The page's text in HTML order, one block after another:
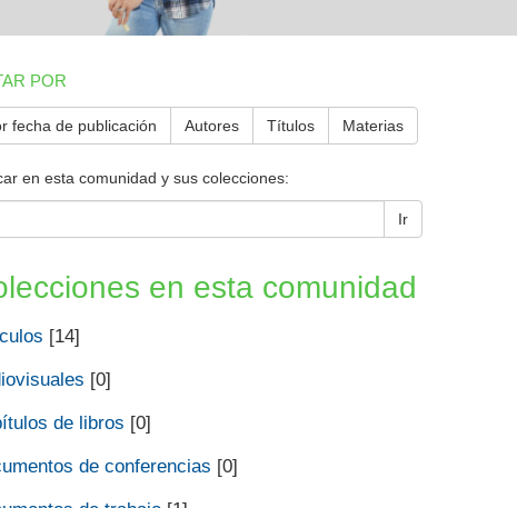
POR
fecha de publicación Autores Títulos Materias
en esta comunidad y sus colecciones:
Ir
en esta comunidad
[14]
[0]
de libros [0]
de conferencias [0]